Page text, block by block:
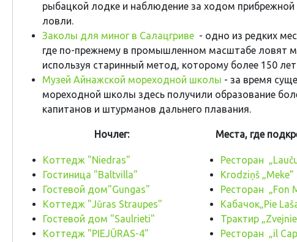
рыбацкой лодке и наблюдение за ходом
ловли.
Заколы для миног в Салацгриве - oдно из редких
где по-прежнему в промышленном масштабе ловят
используя старинный метод, которому более 150
Музей Айнажской мореходной школы - за время
мореходной школы здесь получили образование
капитанов и штурманов дальнего плавания.
Ночлег: Места, где
Коттедж "Niedras"
Гостиница "Baltvilla"
Гостевой дом"Gungas"
Коттедж "Jūras Straupes"
Гостевой дом "Saulrieti"
Коттедж "PIEJŪRAS-4"
Ресторан
Krodziņš „Meke”
Ресторан „Fon
Kабачок„Pie
Трактир
Ресторан „il